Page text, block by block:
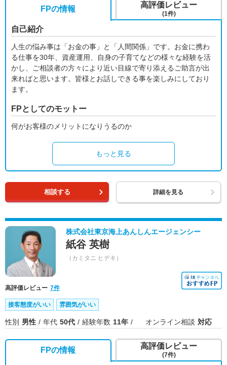
FPの情報
自己紹介
人生の悩み事は「お金の事」と「人間関係」です。お金に携わ
る仕事を30年、資産運用、自身の子育てなどの様々な経験を活
かし、ご相談者の方々により近い目線で寄り添えるご助言が出
来ればと思います。皆様とお話しできる事を楽しみにしており
ます。
FPとしてのモットー
何がお客様のメリットになりうるのか
もっと見る
高評価レビュー
(1件)
相談する 詳細を見る
株式会社東京海上あんしんエージェンシー
紙谷 英樹
（カミタニ ヒデキ）
高評価レビュー 7件
接客態度がいい 雰囲気がいい
性別 男性 年代 50代 経験年数 11年 オンライン相談 対応
FPの情報 高評価レビュー
(7件)